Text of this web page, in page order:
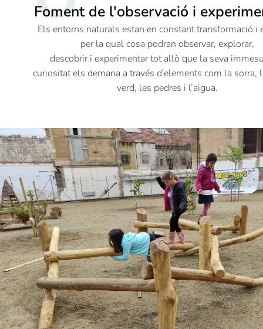
Foment de l'observació i
Els entorns naturals estan en constant transformació i
per la qual cosa podran observar, explorar,
descobrir i experimentar tot allò que la seva
curiositat els demana a través d’elements com la sorra,
verd, les pedres i l’aigua.